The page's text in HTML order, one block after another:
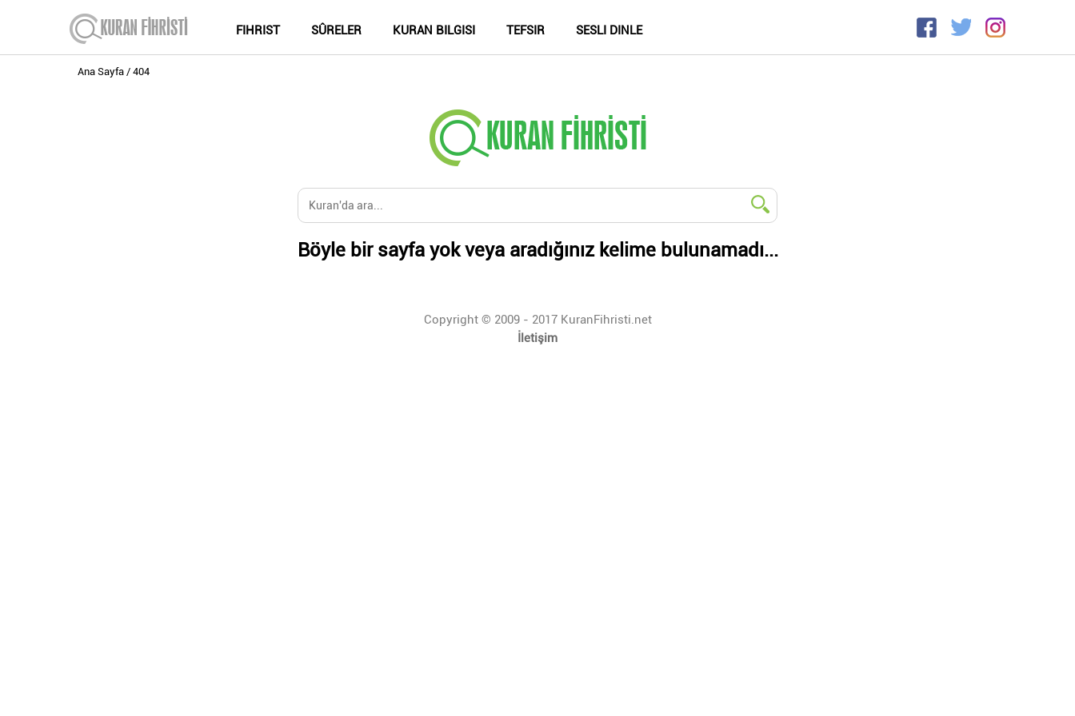
FIHRIST SÛRELER KURAN BILGISI TEFSIR SESLI DINLE
Ana Sayfa 404
Böyle bir sayfa yok veya aradığınız kelime bulunamadı...
Copyright © 2009 - 2017 KuranFihristi.net
İletişim